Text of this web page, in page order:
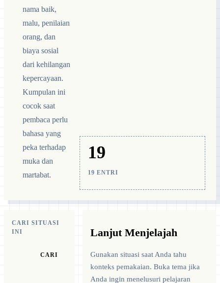
nama baik,
malu, penilaian
orang, dan
biaya sosial
dari kehilangan
kepercayaan.
Kumpulan ini
cocok saat
pembaca perlu
bahasa yang
peka terhadap
muka dan
martabat.
19
19 ENTRI
CARI SITUASI
INI
CARI
Lanjut Menjelajah
Gunakan situasi saat Anda tahu
konteks pemakaian. Buka tema jika
Anda ingin menelusuri pelajaran